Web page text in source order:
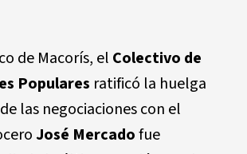
de Macorís, el Colectivo de
Populares ratificó la huelga
las negociaciones con el
José Mercadofue